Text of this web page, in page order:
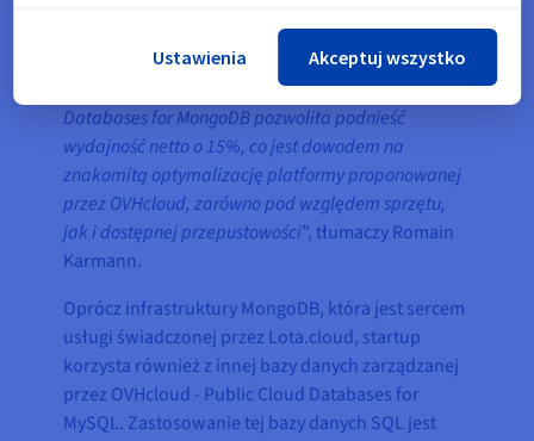
Migracja platformy MongoDB do Public Cloud
Databases for MongoDB pozwoliła podnieść
wydajność netto o 15%, co jest dowodem na
znakomitą optymalizację platformy proponowanej
przez OVHcloud, zarówno pod względem sprzętu,
jak i dostępnej przepustowości”, tłumaczy Romain
Karmann.
Oprócz infrastruktury MongoDB, która jest sercem
usługi świadczonej przez Lota.cloud, startup
korzysta również z innej bazy danych zarządzanej
przez OVHcloud - Public Cloud Databases for
MySQL. Zastosowanie tej bazy danych SQL jest
Ustawienia Akceptuj wszystko